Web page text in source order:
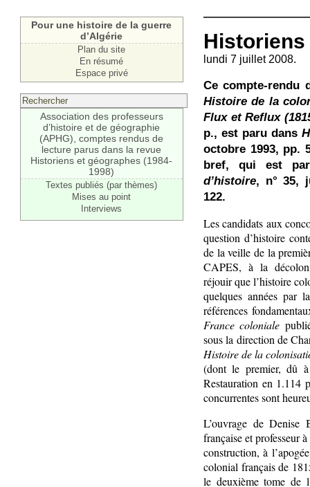
Pour une histoire de la guerre
d’Algérie
Plan du site
En résumé
Espace privé
Association des professeurs
d’histoire et de géographie
(APHG), comptes rendus de
lecture parus dans la revue
Historiens et géographes (1984-
1998)
Textes publiés (par thèmes)
Mises au point
Interviews
Historiens
lundi 7 juillet 2008.
Ce compte-rendu
Histoire de la
Flux et Reflux
p., est paru dans
octobre 1993, pp.
bref, qui est
d’histoire, n° 35,
122.
Les candidats aux
question d’histoire
de la veille de la
CAPES, à la
réjouir que l’histoire
quelques années par
références
France coloniale
sous la direction de
Histoire de la
(dont le premier, dû
Restauration en 1.114
concurrentes sont
L’ouvrage de Denise
française et professeur
construction, à
colonial français de
le deuxième tome de